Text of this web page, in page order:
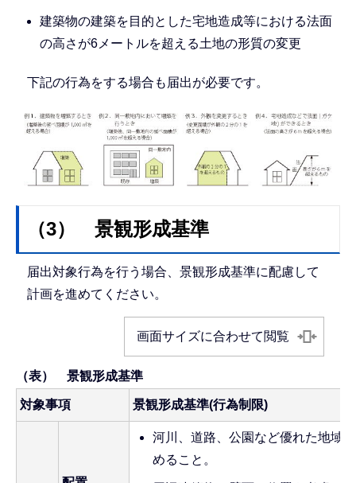
建築物の建築を目的とした宅地造成等における法面
の高さが6メートルを超える土地の形質の変更
下記の行為をする場合も届出が必要です。
（3） 景観形成基準
届出対象行為を行う場合、景観形成基準に配慮して
計画を進めてください。
画面サイズに合わせて閲覧
（表） 景観形成基準
対象事項 景観形成基準(行為制限)
河川、道路、公園など優れた地域
めること。